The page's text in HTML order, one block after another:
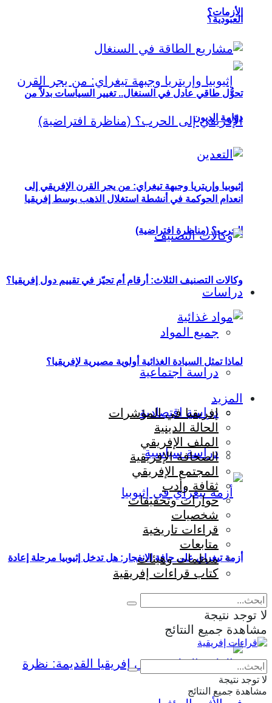
العبودية؟
إثيوبيا وإريتريا وجبهة تيغراي: من يجر القرن الإفريقي إلى
الحرب؟ (مناظرة افتراضية)
دراسات
جميع المواد
دراسة اجتماعية
دراسة اقتصادية
دراسة سياسية
أزمة تيغراي على حافة الانفجار: هل تدخل إثيوبيا مرحلة إعادة
إنتاج الحرب؟
الأزمات؟
تحوُّل طاقي عادل في السنغال.. تغيير السياسات بدلاً من
دوّامة الديون
انعدام الحوكمة في أنشطة استغلال الذهب بوسط إفريقيا
وكالات التصنيف الثلاث: أرقام أم تحيّز في تقييم دول إفريقيا؟
لماذا تمثل السيادة الغذائية أولوية مصيرية لإفريقيا؟
المزيد
إفريقيا في المؤشرات
الحالة الدينية
الملف الإفريقي
الصحافة الإفريقية
المجتمع الإفريقي
ثقافة وأدب
حوارات وتحقيقات
شخصيات
قراءات تاريخية
متابعات
منظمات وهيئات
كتاب قراءات إفريقية
لا توجد نتيجة
مشاهدة جميع النتائج
لا توجد نتيجة
مشاهدة جميع النتائج